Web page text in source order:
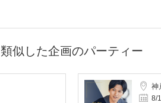
類似した企画のパーティー
神
8/